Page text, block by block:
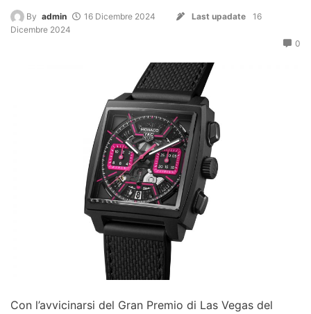
By admin 16 Dicembre 2024 Last upadate
16
Dicembre 2024
0
Con l’avvicinarsi del Gran Premio di Las Vegas del